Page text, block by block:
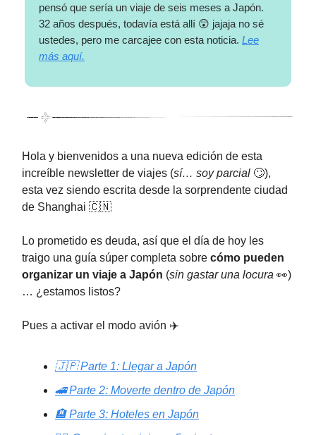
pensó que sería un viaje de seis meses a Japón.
32 años después, todavía está allí 😲 jajaja no sé
ustedes, pero me carcajee con esta noticia. Lee
más aquí.
Hola y bienvenidos a una nueva edición de esta
increíble newsletter de viajes (sí… soy parcial 🙄),
esta vez siendo escrita desde la sorprendente ciudad
de Shanghai 🇨🇳
Lo prometido es deuda, así que el día de hoy les
traigo una guía súper completa sobre cómo pueden
organizar un viaje a Japón (sin gastar una locura 👀)
… ¿estamos listos?
Pues a activar el modo avión ✈️
🇯🇵 Parte 1: Llegar a Japón
🚄 Parte 2: Moverte dentro de Japón
🏨 Parte 3: Hoteles en Japón